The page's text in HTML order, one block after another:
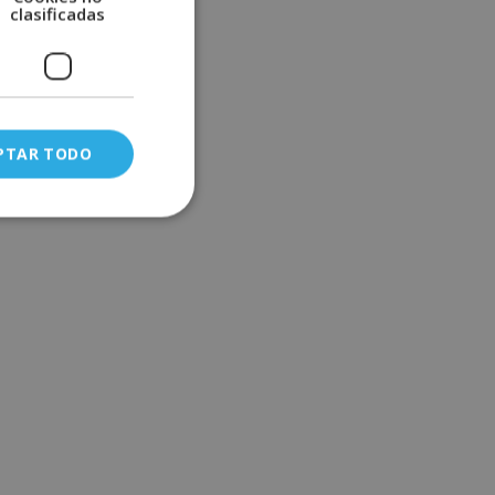
clasificadas
TODO